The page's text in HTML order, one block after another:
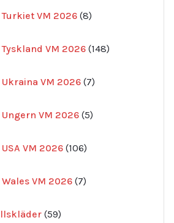
Turkiet VM 2026 8
produkter
Tyskland VM 2026 148
produkter
Ukraina VM 2026 7
produkter
Ungern VM 2026 5
produkter
USA VM 2026 106
produkter
Wales VM 2026 7
produkter
59